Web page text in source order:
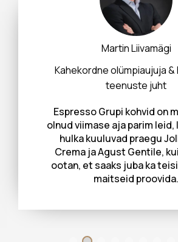
Martin Liivamägi
Kahekordne olümpiaujuja
teenuste juht
Espresso Grupi kohvid on
olnud viimase aja parim
hulka kuuluvad praegu
Crema ja Agust Gentile,
ootan, et saaks juba ka
maitseid proovida.